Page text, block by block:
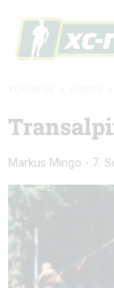
Markus Mingo - 7.